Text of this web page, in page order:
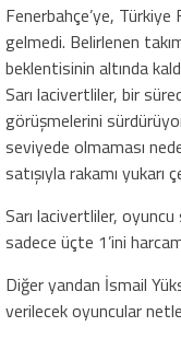
Fenerbahçe’ye,
gelmedi. Belirlenen
beklentisinin altında
Sarı lacivertliler, bir
görüşmelerini
seviyede olmaması
satışıyla rakamı yukarı
Sarı lacivertliler,
sadece üçte 1’ini
Diğer yandan İsmail
verilecek oyuncular